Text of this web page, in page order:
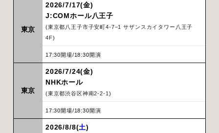
東京
2026/7/17(金)
J:COMホール⼋王子
(東京都八王子市子安町4-7−1 サザンスカイタワー八王子
4F)
17:30開場/18:30開演
東京
2026/7/24(金)
NHKホール
(東京都渋谷区神南2-2-1)
17:30開場/18:30開演
2026/8/8(土)